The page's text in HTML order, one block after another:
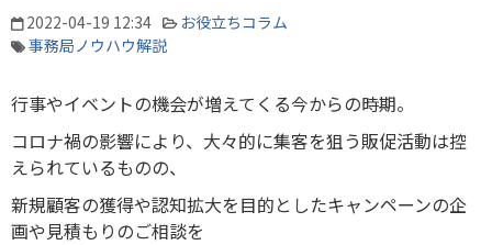
2022-04-19 12:34
お役立ちコラム
事務局ノウハウ解説
行事やイベントの機会が増えてくる今からの時期。
コロナ禍の影響により、大々的に集客を狙う販促活動は控
えられているものの、
新規顧客の獲得や認知拡大を目的としたキャンペーンの企
画や見積もりのご相談を